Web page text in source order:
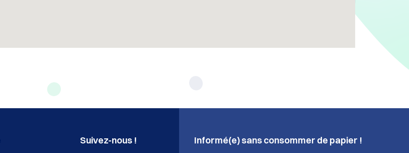
Suivez-nous ! Informé(e) sans consommer de papier !